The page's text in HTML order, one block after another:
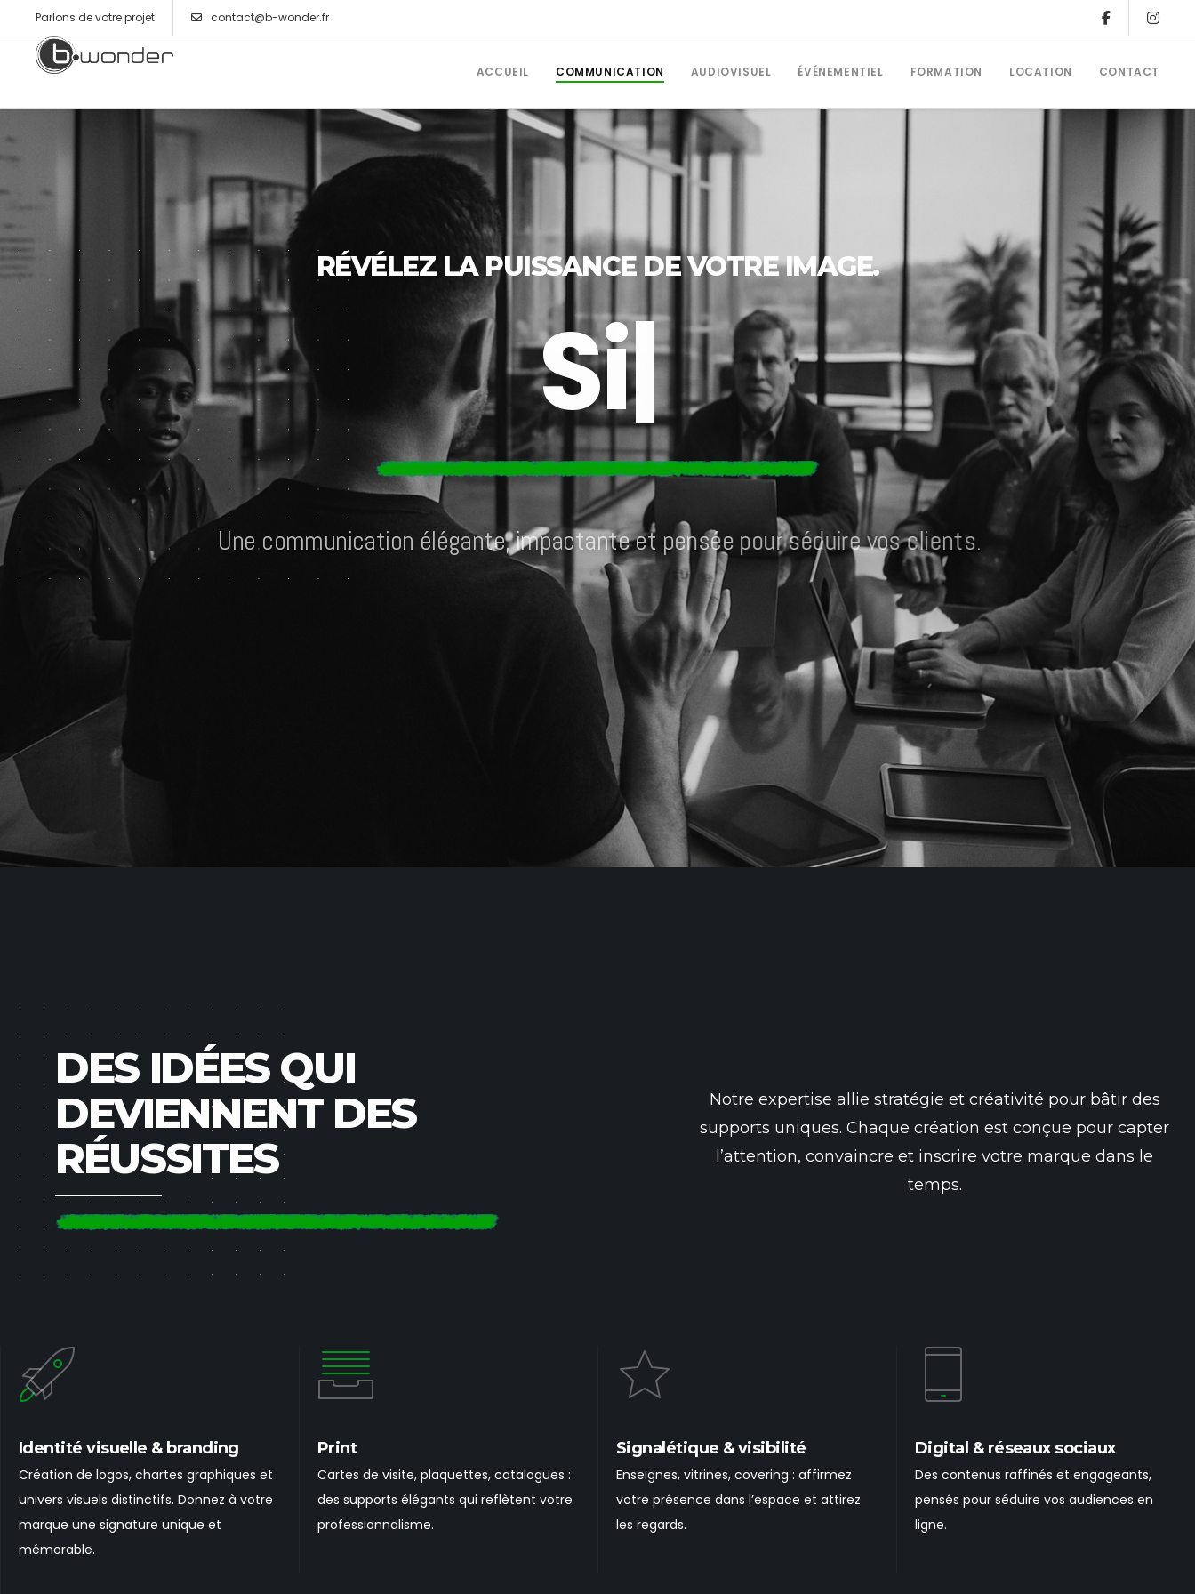
Parlons de votre projet contact@b-wonder.fr
ACCUEIL COMMUNICATION AUDIOVISUEL ÉVÉNEMENTIEL FORMATION LOCATION CONTACT
RÉVÉLEZ LA PUISSANCE DE VOTRE IMAGE.
Si gnalétique|
Une communication élégante,impactanteet pensée pourséduirevosclients.
DES IDÉES QUI
DEVIENNENT DES
RÉUSSITES
Notre expertise allie stratégie et créativité pour bâtir des
supports uniques. Chaque création est conçue pour capter
l’attention, convaincre et inscrire votre marque dans le
temps.
Identité visuelle & branding
Création de logos, chartes graphiques et
univers visuels distinctifs. Donnez à votre
marque une signature unique et
mémorable.
Print
Cartes de visite, plaquettes, catalogues :
des supports élégants qui reflètent votre
professionnalisme.
Signalétique & visibilité
Enseignes, vitrines, covering : affirmez
votre présence dans l’espace et attirez
les regards.
Digital & réseaux sociaux
Des contenus raffinés et engageants,
pensés pour séduire vos audiences en
ligne.